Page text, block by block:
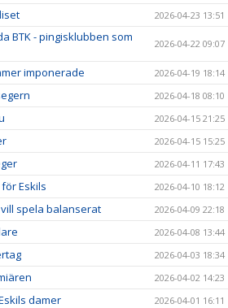
2026-04-23 13:51
BTK - pingisklubben som
2026-04-22 09:07
imponerade 2026-04-19 18:14
2026-04-18 08:10
2026-04-15 21:25
2026-04-15 15:25
2026-04-11 17:43
Eskils 2026-04-10 18:12
spela balanserat 2026-04-09 22:18
2026-04-08 13:44
2026-04-03 18:34
2026-04-02 14:23
damer 2026-04-01 16:11